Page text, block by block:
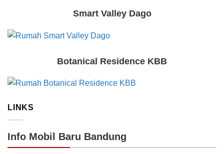
Smart Valley Dago
Botanical Residence KBB
LINKS
Info Mobil Baru Bandung